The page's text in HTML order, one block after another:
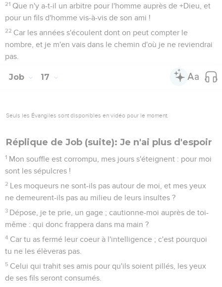
21 Que n'y a-t-il un arbitre pour l'homme auprès de +Dieu, et
pour un fils d'homme vis-à-vis de son ami !
22 Car les années s'écoulent dont on peut compter le
nombre, et je m'en vais dans le chemin d'où je ne reviendrai
pas.
Job 17
Seuls les Évangiles sont disponibles en vidéo pour le moment.
Réplique de Job (suite): Je n'ai plus d'espoir
1 Mon souffle est corrompu, mes jours s'éteignent : pour moi
sont les sépulcres !
2 Les moqueurs ne sont-ils pas autour de moi, et mes yeux
ne demeurent-ils pas au milieu de leurs insultes ?
3 Dépose, je te prie, un gage ; cautionne-moi auprès de toi-
même : qui donc frappera dans ma main ?
4 Car tu as fermé leur coeur à l'intelligence ; c'est pourquoi
tu ne les élèveras pas.
5 Celui qui trahit ses amis pour qu'ils soient pillés, les yeux
de ses fils seront consumés.